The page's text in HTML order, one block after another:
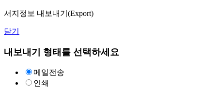
서지정보 내보내기(Export)
닫기
내보내기 형태를 선택하세요
메일전송
인쇄